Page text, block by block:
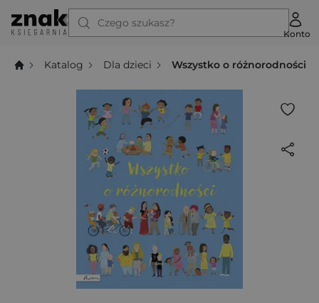
Czego szukasz?
Konto
Katalog Dla dzieci Wszystko o różnorodności